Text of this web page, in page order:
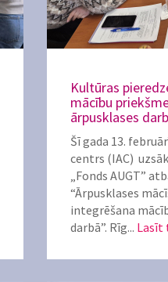
Kultūras
mācību
ārpusklases
Šī gada 13.
centrs (IAC)
„Fonds AUGT”
“Ārpusklases
integrēšana
darbā”. Rīg... Lasīt